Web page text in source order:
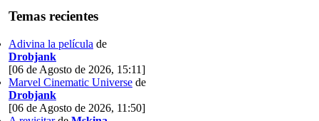
Temas recientes
Adivina la película de
Drobjank
[06 de Agosto de 2026, 15:11]
Marvel Cinematic Universe de
Drobjank
[06 de Agosto de 2026, 11:50]